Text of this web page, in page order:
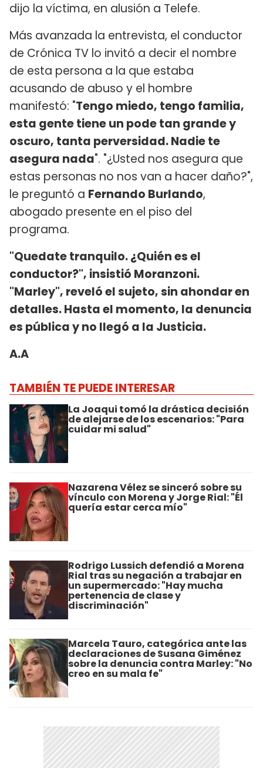
dijo la víctima, en alusión a Telefe.
Más avanzada la entrevista, el conductor
de Crónica TV lo invitó a decir el nombre
de esta persona a la que estaba
acusando de abuso y el hombre
manifestó: "Tengo miedo, tengo familia,
esta gente tiene un pode tan grande y
oscuro, tanta perversidad. Nadie te
asegura nada". "¿Usted nos asegura que
estas personas no nos van a hacer daño?",
le preguntó a Fernando Burlando,
abogado presente en el piso del
programa.
"Quedate tranquilo. ¿Quién es el
conductor?", insistió Moranzoni.
"Marley", reveló el sujeto, sin ahondar en
detalles. Hasta el momento, la denuncia
es pública y no llegó a la Justicia.
A.A
TAMBIÉN TE PUEDE INTERESAR
La Joaqui tomó la drástica decisión
de alejarse de los escenarios: "Para
cuidar mi salud"
Nazarena Vélez se sinceró sobre su
vínculo con Morena y Jorge Rial: "Él
quería estar cerca mío"
Rodrigo Lussich defendió a Morena
Rial tras su negación a trabajar en
un supermercado: "Hay mucha
pertenencia de clase y
discriminación"
Marcela Tauro, categórica ante las
declaraciones de Susana Giménez
sobre la denuncia contra Marley: "No
creo en su mala fe"